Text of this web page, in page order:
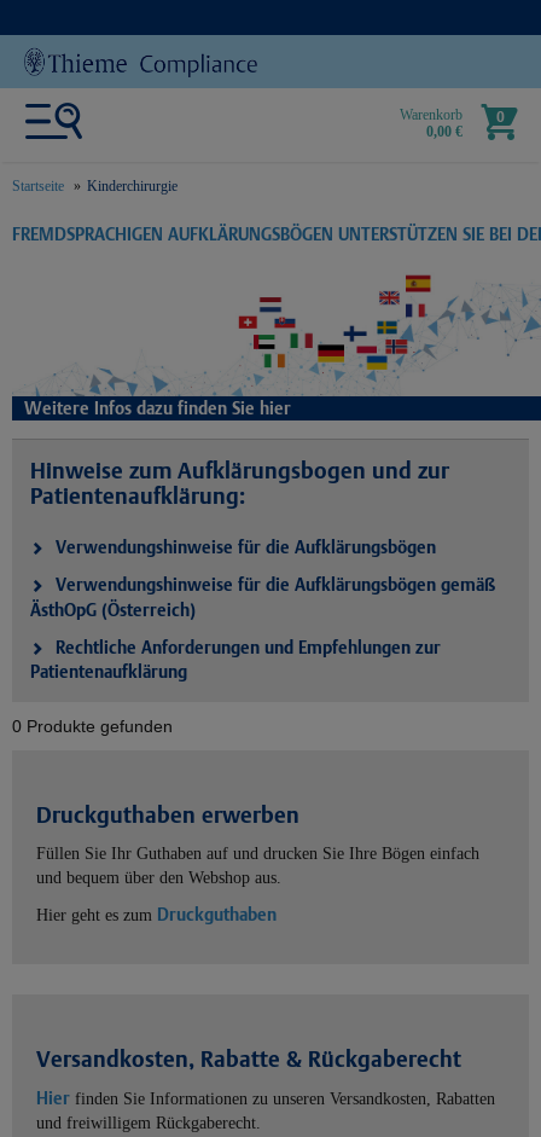
Warenkorb
0,00 €
0
Startseite Kinderchirurgie
text.skipToContent
text.skipToNavigation
FREMDSPRACHIGEN AUFKLÄRUNGSBÖGEN UNTERSTÜTZEN SIE BEI
Weitere Infos dazu finden Sie hier
Hinweise zum Aufklärungsbogen und zur
Patientenaufklärung:
Verwendungshinweise für die Aufklärungsbögen
Verwendungshinweise für die Aufklärungsbögen gemäß
ÄsthOpG (Österreich)
Rechtliche Anforderungen und Empfehlungen zur
Patientenaufklärung
0 Produkte gefunden
Druckguthaben erwerben
Füllen Sie Ihr Guthaben auf und drucken Sie Ihre Bögen einfach
und bequem über den Webshop aus.
Hier geht es zum Druckguthaben
Versandkosten, Rabatte & Rückgaberecht
Hier finden Sie Informationen zu unseren Versandkosten, Rabatten
und freiwilligem Rückgaberecht.